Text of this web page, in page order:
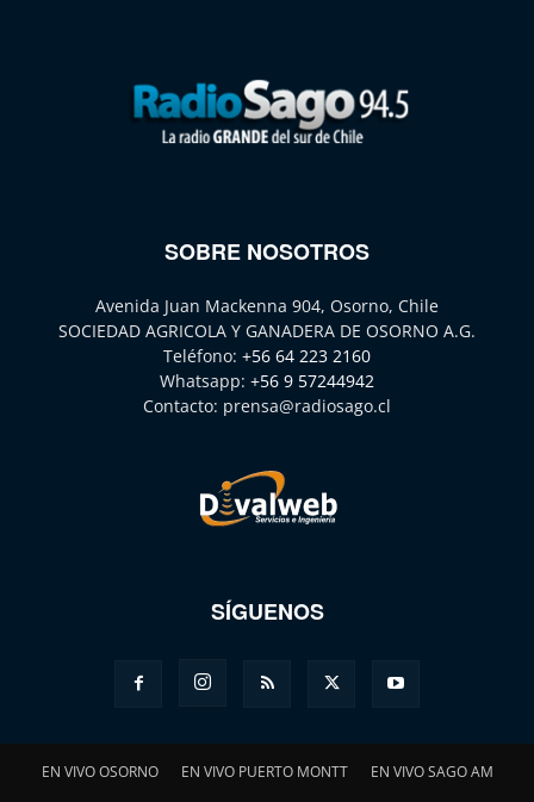
SOBRE NOSOTROS
Avenida Juan Mackenna 904, Osorno, Chile
SOCIEDAD AGRICOLA Y GANADERA DE OSORNO A.G.
Teléfono: +56 64 223 2160
Whatsapp: +56 9 57244942
Contacto: prensa@radiosago.cl
SÍGUENOS
EN VIVO OSORNO EN VIVO PUERTO MONTT EN VIVO SAGO AM